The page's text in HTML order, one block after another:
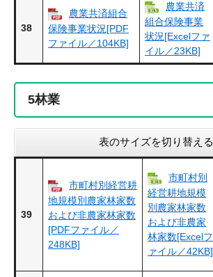
38
農業共済組合
保険事業状況[PDF
ファイル／104KB]
農業共済
組合保険事業
状況[Excelファ
イル／23KB]
5林業
表のサイズを切り替える
39
市町村別経営耕
地規模別農家林家数
および非農家林家数
[PDFファイル／
248KB]
市町村別
経営耕地規模
別農家林家数
および非農家
林家数[Excelフ
ァイル／42KB]